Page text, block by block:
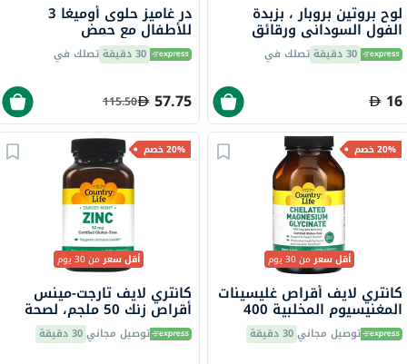
لوح بروتين بروبار ، بزبدة
الفول السوداني ورقائق
الشوكولاته 85 جرام
30 دقيقة تصلك في
16
در غاميز حلوى أوميغا 3
للأطفال مع حمض
الدوكوساهيكسانويك وحمض
إيكوسابنتينويك لصحة البصر
قطعة
30 دقيقة تصلك في
57.75
115.50
20% خصم
أقل سعرمن 30 يوم
كانتري لايف أقراص غليسينات
المغنيسيوم المخلبية 400
ملجم لصحة العظام والعضلات،
حزمة من 180توصيل مجاني30 دقيقة
20% خصم
أقل سعرمن 30 يوم
كانتري لايف تارجت-مينس
أقراص زنك 50 ملجم، لصحة
المناعة، حزمة من 90
توصيل مجاني30 دقيقة